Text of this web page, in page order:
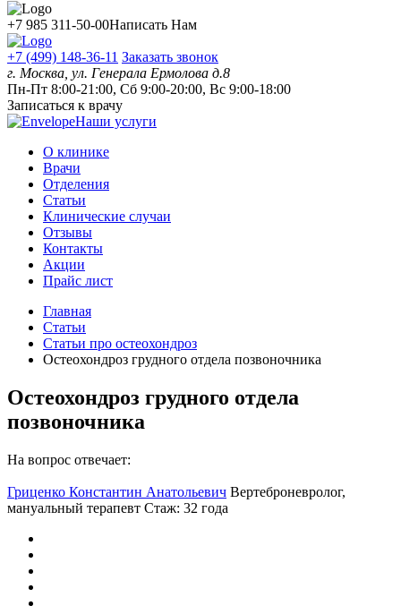
+7 985 311-50-00Написать Нам
+7 (499) 148-36-11 Заказать звонок
г. Москва, ул. Генерала Ермолова д.8
Пн-Пт 8:00-21:00, Сб 9:00-20:00, Вс 9:00-18:00
Записаться к врачу
Наши услуги
О клинике
Врачи
Отделения
Статьи
Клинические случаи
Отзывы
Контакты
Акции
Прайс лист
Главная
Статьи
Статьи про остеохондроз
Остеохондроз грудного отдела позвоночника
Остеохондроз грудного отдела
позвоночника
На вопрос отвечает:
Гриценко Константин Анатольевич Вертеброневролог,
мануальный терапевт Стаж: 32 года